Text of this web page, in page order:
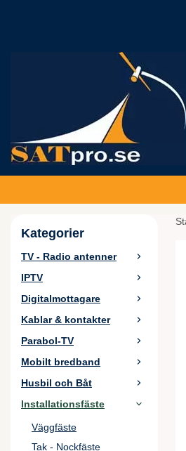
Kategorier
TV - Radio antenner
IPTV
Digitalmottagare
Kablar & kontakter
Parabol-TV
Mobilt bredband
Husbil och Båt
Installationsfäste
Väggfäste
Tak - Nockfäste